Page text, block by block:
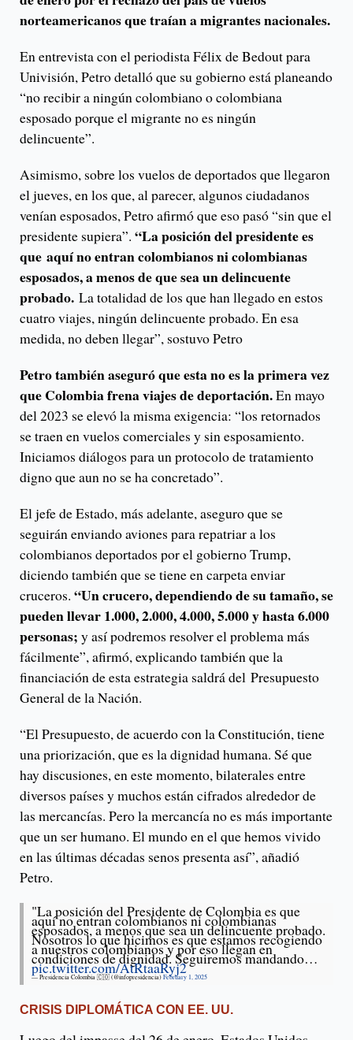
norteamericanos que traían a migrantesnacionales.
En entrevista con el periodista Félix de Bedout para
Univisión, Petro detalló que su gobierno está planeando
“no recibir a ningún colombiano o colombiana
esposado porque el migrante no es ningún
delincuente”.
Asimismo, sobre los vuelos de deportados que llegaron
el jueves, en los que, al parecer, algunos ciudadanos
venían esposados, Petro afirmó que eso pasó “sin que el
presidente supiera”. “La posición del presidente es
que aquí no entran colombianos ni colombianas
esposados, a menos de que sea un delincuente
probado. La totalidad de los que han llegado en estos
cuatro viajes, ningún delincuente probado. En esa
medida, no deben llegar”, sostuvo Petro
Petro también aseguró que esta no es la primera vez
que Colombia frena viajes de deportación.En mayo
del 2023 se elevó la misma exigencia: “los retornados
se traen en vuelos comerciales y sin esposamiento.
Iniciamos diálogos para un protocolo de tratamiento
digno que aun no se ha concretado”.
El jefe de Estado, más adelante, aseguro que se
seguirán enviando aviones para repatriar a los
colombianos deportados por el gobierno Trump,
diciendo también que se tiene en carpeta enviar
cruceros. “Un crucero, dependiendo de su tamaño, se
pueden llevar 1.000, 2.000, 4.000, 5.000 y hasta 6.000
personas; y así podremos resolver el problema más
fácilmente”, afirmó, explicando también que la
financiación de esta estrategia saldrá del Presupuesto
General de la Nación.
“El Presupuesto, de acuerdo con la Constitución, tiene
una priorización, que es la dignidad humana. Sé que
hay discusiones, en este momento, bilaterales entre
diversos países y muchos están cifrados alrededor de
las mercancías. Pero la mercancía no es más importante
que un ser humano. El mundo en el que hemos vivido
en las últimas décadas senos presenta así”, añadió
Petro.
"La posición del Presidente de Colombia es que
aquí no entran colombianos ni colombianas
esposados, a menos que sea un delincuente probado.
Nosotros lo que hicimos es que estamos recogiendo
a nuestros colombianos y por eso llegan en
condiciones de dignidad. Seguiremos mandando…
pic.twitter.com/AtRtaaRyj2
— Presidencia Colombia 🇨🇴 (@infopresidencia) February 1, 2025
CRISIS DIPLOMÁTICA CON EE. UU.